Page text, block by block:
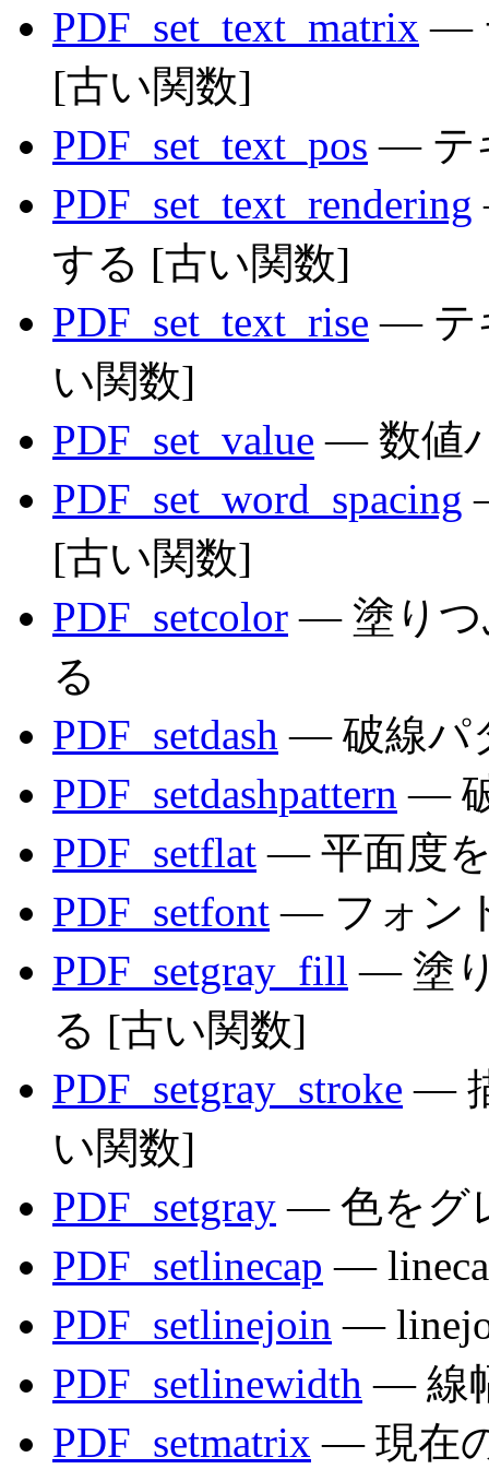
PDF_set_text_matrix —
[古い関数]
PDF_set_text_pos — テ
PDF_set_text_rendering
する [古い関数]
PDF_set_text_rise — テ
い関数]
PDF_set_value — 数値
PDF_set_word_spacing
[古い関数]
PDF_setcolor — 塗りつ
る
PDF_setdash — 破線パ
PDF_setdashpattern —
PDF_setflat — 平面度
PDF_setfont — フォン
PDF_setgray_fill — 塗
る [古い関数]
PDF_setgray_stroke —
い関数]
PDF_setgray — 色をグ
PDF_setlinecap —
PDF_setlinejoin —
PDF_setlinewidth — 線
PDF_setmatrix — 現在